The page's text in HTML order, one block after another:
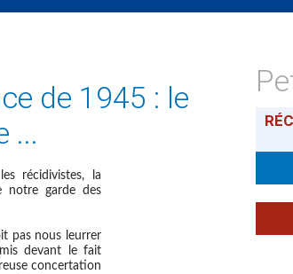
de 1945 : le
...
récidivistes, la
notre garde des
pas nous leurrer
devant le fait
concertation